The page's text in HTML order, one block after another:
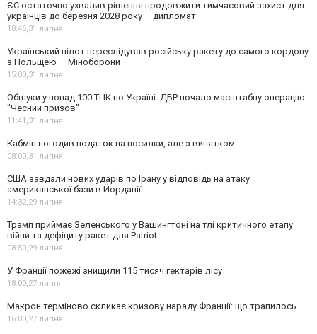
ЄС остаточно ухвалив рішення продовжити тимчасовий захист для
українців до березня 2028 року – дипломат
18:46,31 липня
Український пілот переслідував російську ракету до самого кордону
з Польщею — Міноборони
15:00,31 липня
Обшуки у понад 100 ТЦК по Україні: ДБР почало масштабну операцію
"Чесний призов"
11:41,31 липня
Кабмін погодив податок на посилки, але з винятком
08:00,31 липня
США завдали нових ударів по Ірану у відповідь на атаку
американської бази в Йорданії
14:32,29 липня
Трамп приймає Зеленського у Вашингтоні на тлі критичного етапу
війни та дефіциту ракет для Patriot
08:50,29 липня
У Франції пожежі знищили 115 тисяч гектарів лісу
18:00,27 липня
Макрон терміново скликає кризову нараду Франції: що трапилось
16:00,27 липня